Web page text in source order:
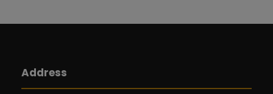
Address